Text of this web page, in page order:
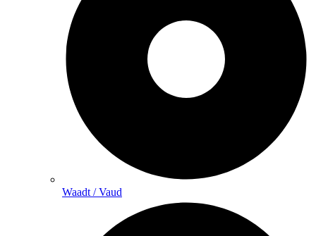
Waadt / Vaud